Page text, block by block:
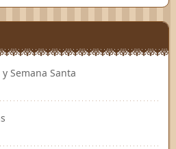
Semana Santa